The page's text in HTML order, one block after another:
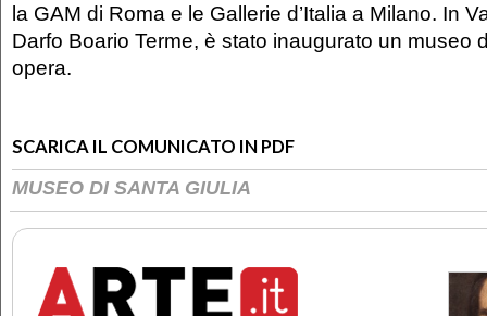
la GAM di Roma e le Gallerie d’Italia a Milano. In
Darfo Boario Terme, è stato inaugurato un museo
opera.
SCARICA IL COMUNICATO IN PDF
MUSEO DI SANTA GIULIA